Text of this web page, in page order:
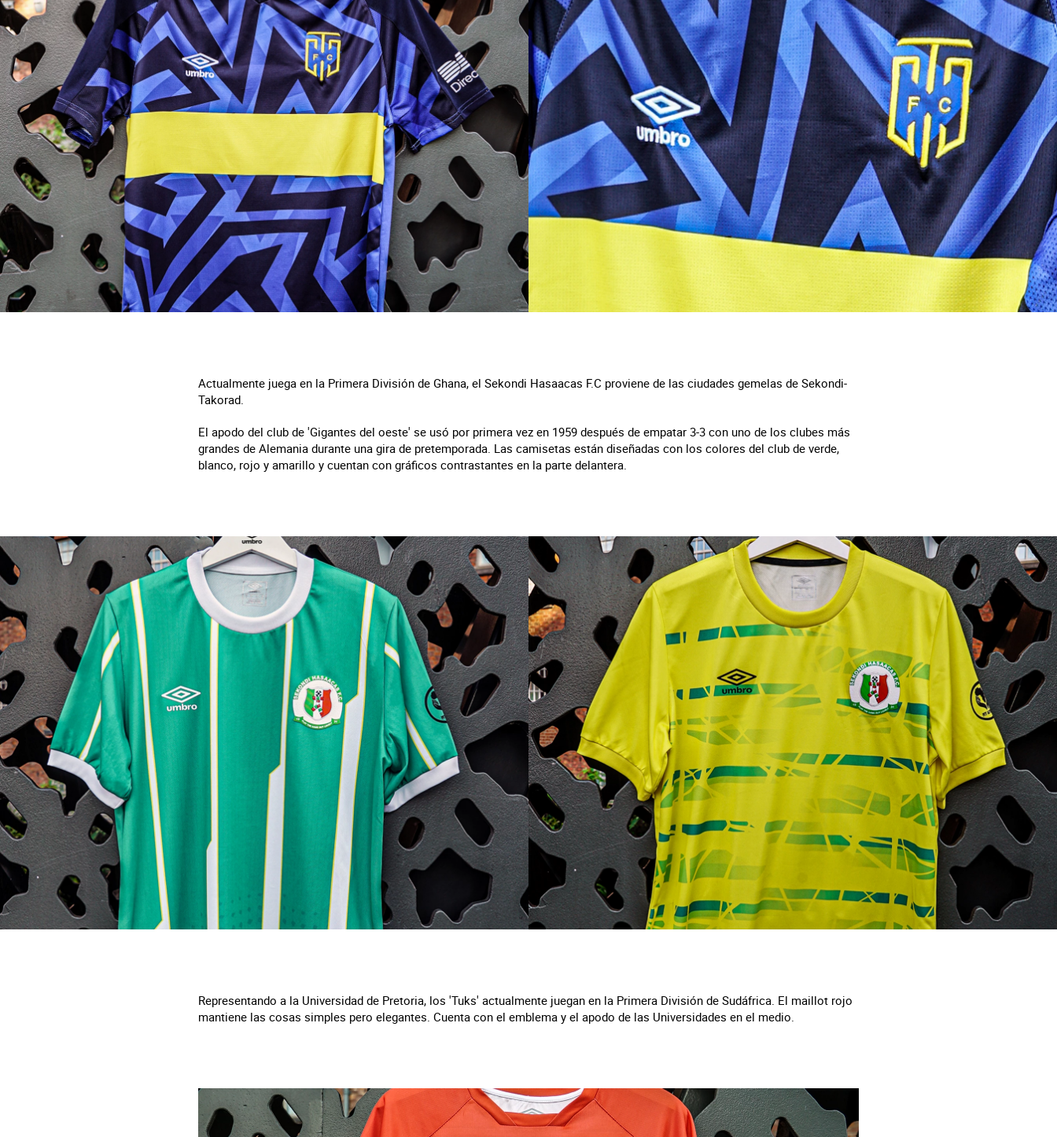
Actualmente juega en la Primera División de Ghana, el Sekondi Hasaacas F.C proviene de las ciudades gemelas de Sekondi-
Takorad.
El apodo del club de 'Gigantes del oeste' se usó por primera vez en 1959 después de empatar 3-3 con uno de los clubes más
grandes de Alemania durante una gira de pretemporada. Las camisetas están diseñadas con los colores del club de verde,
blanco, rojo y amarillo y cuentan con gráficos contrastantes en la parte delantera.
Representando a la Universidad de Pretoria, los 'Tuks' actualmente juegan en la Primera División de Sudáfrica. El maillot rojo
mantiene las cosas simples pero elegantes. Cuenta con el emblema y el apodo de las Universidades en el medio.